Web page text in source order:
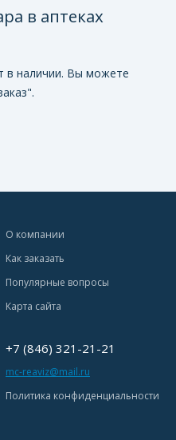
в аптеках
в наличии. Вы можете
О компании
Как заказать
Популярные вопросы
Карта сайта
+7 (846) 321-21-21
mc-reaviz@mail.ru
Политика конфиденциальности